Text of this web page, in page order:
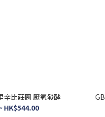
辛比莊園 厭氧發酵
HK$544.00